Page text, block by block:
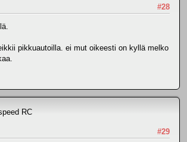
#28
pikkuautoilla. ei mut oikeesti on kyllä melko
RC
#29